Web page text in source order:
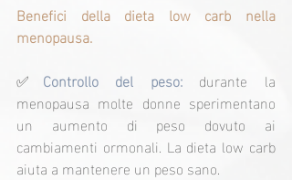
Benefici della dieta low carb nella
menopausa.
✅ Controllo del peso: durante la
menopausa molte donne sperimentano
un aumento di peso dovuto ai
cambiamenti ormonali. La dieta low carb
aiuta a mantenere un peso sano.